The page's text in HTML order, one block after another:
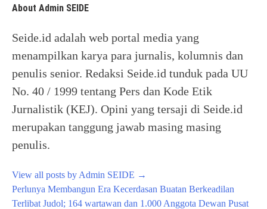
About Admin SEIDE
Seide.id adalah web portal media yang
menampilkan karya para jurnalis, kolumnis dan
penulis senior. Redaksi Seide.id tunduk pada UU
No. 40 / 1999 tentang Pers dan Kode Etik
Jurnalistik (KEJ). Opini yang tersaji di Seide.id
merupakan tanggung jawab masing masing
penulis.
View all posts by Admin SEIDE →
Post
navigation
Perlunya Membangun Era Kecerdasan Buatan Berkeadilan
Terlibat Judol; 164 wartawan dan 1.000 Anggota Dewan Pusat